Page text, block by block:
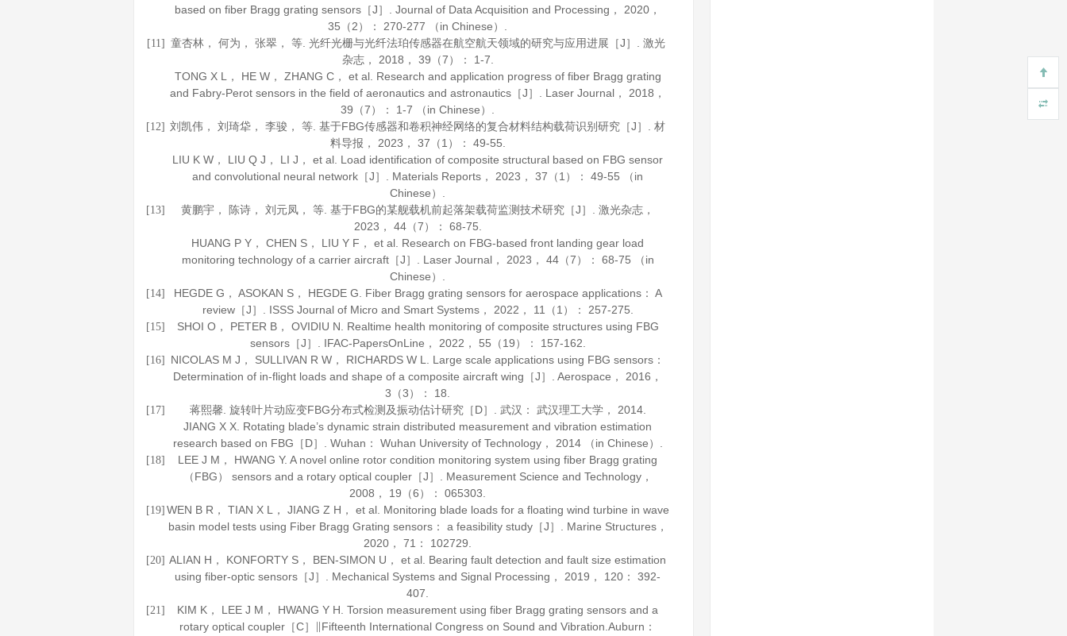
based on fiber Bragg grating sensors［J］. Journal of Data Acquisition and Processing ， 2020 ，
35 （2）： 270-277 （in Chinese）.
[11] 童杏林， 何为， 张翠， 等. 光纤光栅与光纤法珀传感器在航空航天领域的研究与应用进展［J］. 激光
杂志， 2018 ， 39 （7）： 1-7.
TONG X L， HE W， ZHANG C， et al. Research and application progress of fiber Bragg grating
and Fabry-Perot sensors in the field of aeronautics and astronautics［J］. Laser Journal ， 2018 ，
39 （7）： 1-7 （in Chinese）.
[12] 刘凯伟， 刘琦牮， 李骏， 等. 基于FBG传感器和卷积神经网络的复合材料结构载荷识别研究［J］. 材
料导报 ， 2023 ， 37 （1）： 49-55.
LIU K W， LIU Q J， LI J， et al. Load identification of composite structural based on FBG sensor
and convolutional neural network［J］. Materials Reports ， 2023 ， 37 （1）： 49-55 （in
Chinese）.
[13] 黄鹏宇， 陈诗， 刘元凤， 等. 基于FBG的某舰载机前起落架载荷监测技术研究［J］. 激光杂志 ，
2023 ， 44（7）： 68-75.
HUANG P Y， CHEN S， LIU Y F， et al. Research on FBG-based front landing gear load
monitoring technology of a carrier aircraft［J］. Laser Journal， 2023 ， 44（7）： 68-75 （in
Chinese）.
[14]
HEGDE G， ASOKAN S， HEGDE G. Fiber Bragg grating sensors for aerospace applications： A
review［J］. ISSS Journal of Micro and Smart Systems， 2022 ， 11 （1）： 257-275.
[15]
SHOI O， PETER B， OVIDIU N. Realtime health monitoring of composite structures using FBG
sensors［J］. IFAC-PapersOnLine ， 2022 ， 55 （19）： 157-162.
[16]
NICOLAS M J， SULLIVAN R W， RICHARDS W L. Large scale applications using FBG sensors：
Determination of in-flight loads and shape of a composite aircraft wing［J］. Aerospace ， 2016 ，
3 （3）： 18.
[17] 蒋熙馨. 旋转叶片动应变FBG分布式检测及振动估计研究［D］. 武汉： 武汉理工大学， 2014.
JIANG X X. Rotating blade’s dynamic strain distributed measurement and vibration estimation
research based on FBG［D］. Wuhan： Wuhan University of Technology， 2014（in Chinese）.
[18]
LEE J M， HWANG Y. A novel online rotor condition monitoring system using fiber Bragg grating
（FBG） sensors and a rotary optical coupler［J］. Measurement Science and Technology，
2008 ， 19 （6）： 065303.
[19] WEN B R， TIAN X L， JIANG Z H， et al. Monitoring blade loads for a floating wind turbine in wave
basin model tests using Fiber Bragg Grating sensors： a feasibility study［J］. Marine Structures，
2020 ， 71 ： 102729.
[20] ALIAN H， KONFORTY S， BEN-SIMON U， et al. Bearing fault detection and fault size estimation
using fiber-optic sensors［J］. Mechanical Systems and Signal Processing ， 2019 ， 120 ： 392-
407.
[21]
KIM K， LEE J M， HWANG Y H. Torsion measurement using fiber Bragg grating sensors and a
rotary optical coupler［C］∥Fifteenth International Congress on Sound and Vibration.Auburn：